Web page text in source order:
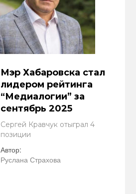
Мэр Хабаровска стал
лидером рейтинга
“Медиалогии” за
сентябрь 2025
Сергей Кравчук отыграл 4
позиции
Автор:
Руслана Страхова